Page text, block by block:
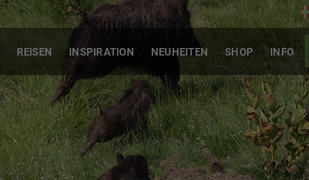
REISEN INSPIRATION NEUHEITEN SHOP INFO